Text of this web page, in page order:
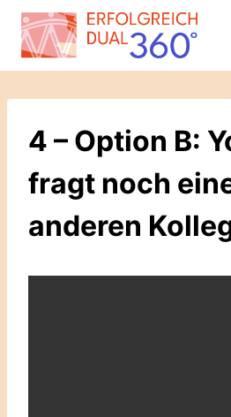
Zum
Inhalt
springen
4 – Option B:
fragt noch
anderen